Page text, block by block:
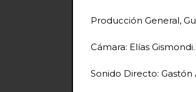
Producción General,
Cámara: Elías Gismondi.
Sonido Directo: